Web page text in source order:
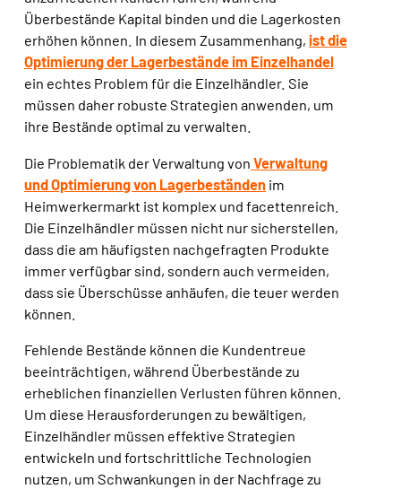
Überbestände Kapital binden und die Lagerkosten
erhöhen können. In diesem Zusammenhang, ist die
Optimierung der Lagerbestände im Einzelhandel
ein echtes Problem für die Einzelhändler. Sie
müssen daher robuste Strategien anwenden, um
ihre Bestände optimal zu verwalten.
Die Problematik der Verwaltung von Verwaltung
und Optimierung von Lagerbeständen im
Heimwerkermarkt ist komplex und facettenreich.
Die Einzelhändler müssen nicht nur sicherstellen,
dass die am häufigsten nachgefragten Produkte
immer verfügbar sind, sondern auch vermeiden,
dass sie Überschüsse anhäufen, die teuer werden
können.
Fehlende Bestände können die Kundentreue
beeinträchtigen, während Überbestände zu
erheblichen finanziellen Verlusten führen können.
Um diese Herausforderungen zu bewältigen,
Einzelhändler müssen effektive Strategien
entwickeln und fortschrittliche Technologien
nutzen, um Schwankungen in der Nachfrage zu